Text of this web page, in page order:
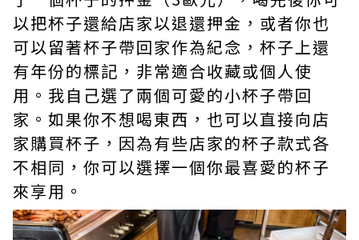
以把杯子還給店家以退還押金，或者你也
可以留著杯子帶回家作為紀念，杯子上還
有年份的標記，非常適合收藏或個人使
用。我自己選了兩個可愛的小杯子帶回
家。如果你不想喝東西，也可以直接向店
家購買杯子，因為有些店家的杯子款式各
不相同，你可以選擇一個你最喜愛的杯子
來享用。